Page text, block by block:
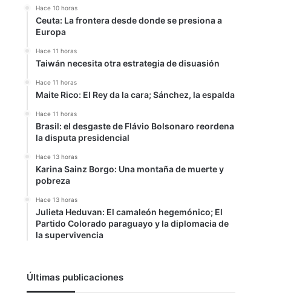
Hace 10 horas
Ceuta: La frontera desde donde se presiona a
Europa
Hace 11 horas
Taiwán necesita otra estrategia de disuasión
Hace 11 horas
Maite Rico: El Rey da la cara; Sánchez, la espalda
Hace 11 horas
Brasil: el desgaste de Flávio Bolsonaro reordena
la disputa presidencial
Hace 13 horas
Karina Sainz Borgo: Una montaña de muerte y
pobreza
Hace 13 horas
Julieta Heduvan: El camaleón hegemónico; El
Partido Colorado paraguayo y la diplomacia de
la supervivencia
Últimas publicaciones